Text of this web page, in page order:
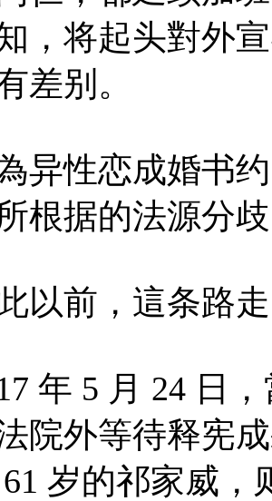
，将起头對外
差别。
异性恋成婚书
根据的法源分
以前，這条路
年 5 月 24 日
院外等待释宪
岁的祁家威，